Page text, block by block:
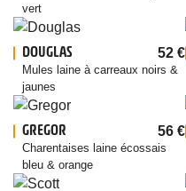
vert
DOUGLAS 52 €
Mules laine à carreaux noirs &
jaunes
GREGOR 56 €
Charentaises laine écossais
bleu & orange